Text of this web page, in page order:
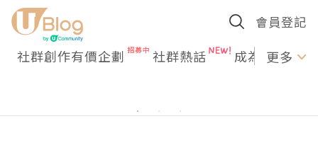
會員登記
社群創作有價企劃 社群熱話 成為U更多